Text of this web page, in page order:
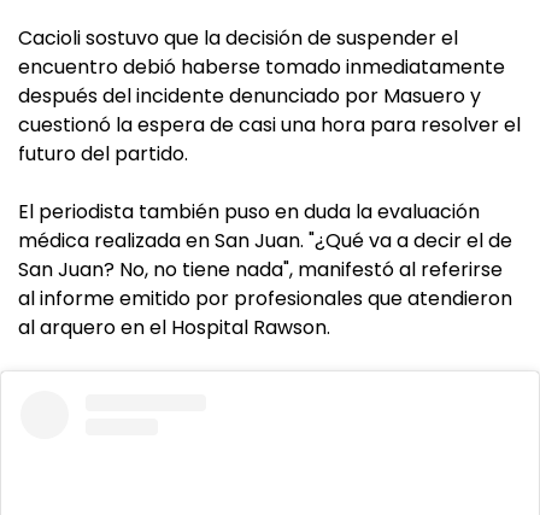
Cacioli sostuvo que la decisión de suspender el
encuentro debió haberse tomado inmediatamente
después del incidente denunciado por Masuero y
cuestionó la espera de casi una hora para resolver el
futuro del partido.
El periodista también puso en duda la evaluación
médica realizada en San Juan. "¿Qué va a decir el de
San Juan? No, no tiene nada", manifestó al referirse
al informe emitido por profesionales que atendieron
al arquero en el Hospital Rawson.